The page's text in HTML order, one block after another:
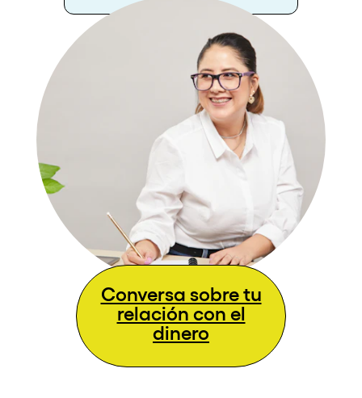
Conversa sobre tu
relación con el
dinero